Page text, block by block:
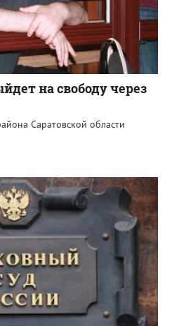
на свободу через
Саратовской области